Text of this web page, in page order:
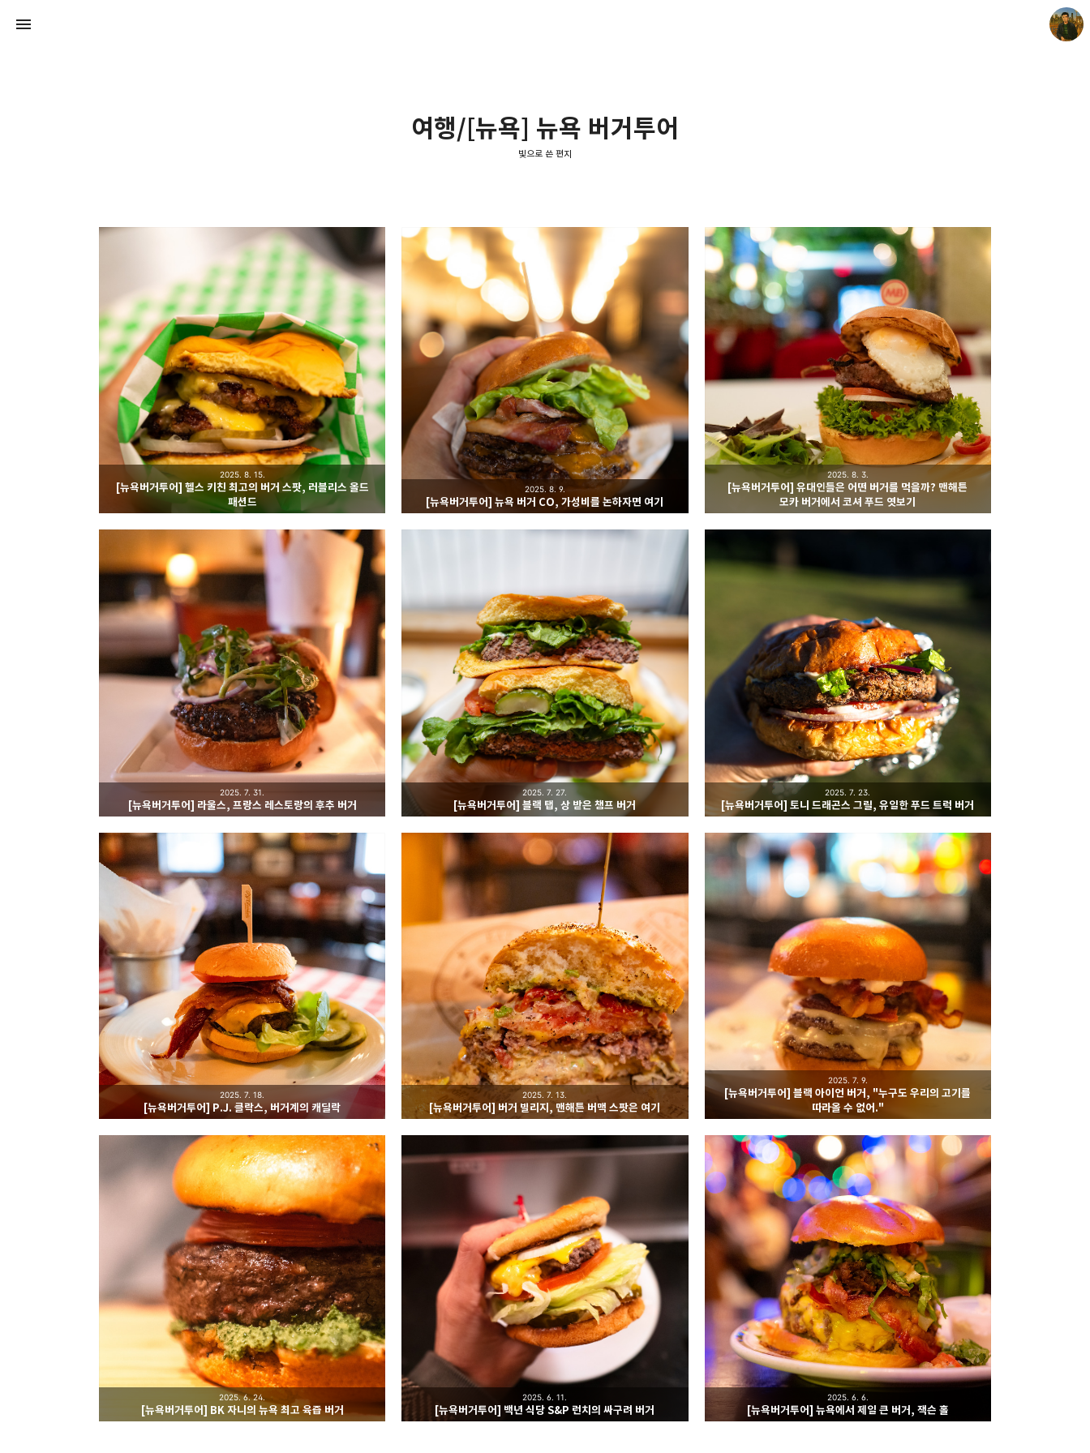
여행/[뉴욕] 뉴욕 버거투어
빛으로 쓴 편지
[뉴욕버거투어] 헬스 키친 최고의 버거 스팟, 러블리스 올드
패션드
2025. 8. 15.
[뉴욕버거투어] 뉴욕 버거 CO, 가성비를 논하자면 여기
2025. 8. 9.
[뉴욕버거투어] 유대인들은 어떤 버거를 먹을까? 맨해튼
모카 버거에서 코셔 푸드 엿보기
2025. 8. 3.
[뉴욕버거투어] 라울스, 프랑스 레스토랑의 후추 버거
2025. 7. 31.
[뉴욕버거투어] 블랙 탭, 상 받은 챔프 버거
2025. 7. 27.
[뉴욕버거투어] 토니 드래곤스 그릴, 유일한 푸드 트럭 버거
2025. 7. 23.
[뉴욕버거투어] P.J. 클락스, 버거계의 캐딜락
2025. 7. 18.
[뉴욕버거투어] 버거 빌리지, 맨해튼 버맥 스팟은 여기
2025. 7. 13.
[뉴욕버거투어] 블랙 아이언 버거, "누구도 우리의 고기를
따라올 수 없어."
2025. 7. 9.
[뉴욕버거투어] BK 자니의 뉴욕 최고 육즙 버거
2025. 6. 24.
[뉴욕버거투어] 백년 식당 S&P 런치의 싸구려 버거
2025. 6. 11.
[뉴욕버거투어] 뉴욕에서 제일 큰 버거, 잭슨 홀
2025. 6. 6.